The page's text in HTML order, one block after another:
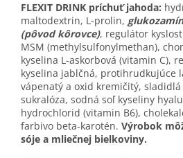
FLEXIT DRINK príchuť jahoda:
maltodextrin, L-prolin,
(pôvod kôrovce), regulátor
MSM (methylsulfonylmethan),
kyselina L-askorbová (vitamin C),
kyselina jablčná, protihrudkujúce
vápenatý a oxid kremičitý, sladidlá
sukralóza, sodná soľ kyseliny
hydrochlorid (vitamin B6),
farbivo beta-karotén. Výrobok
sóje a mliečnej bielkoviny.